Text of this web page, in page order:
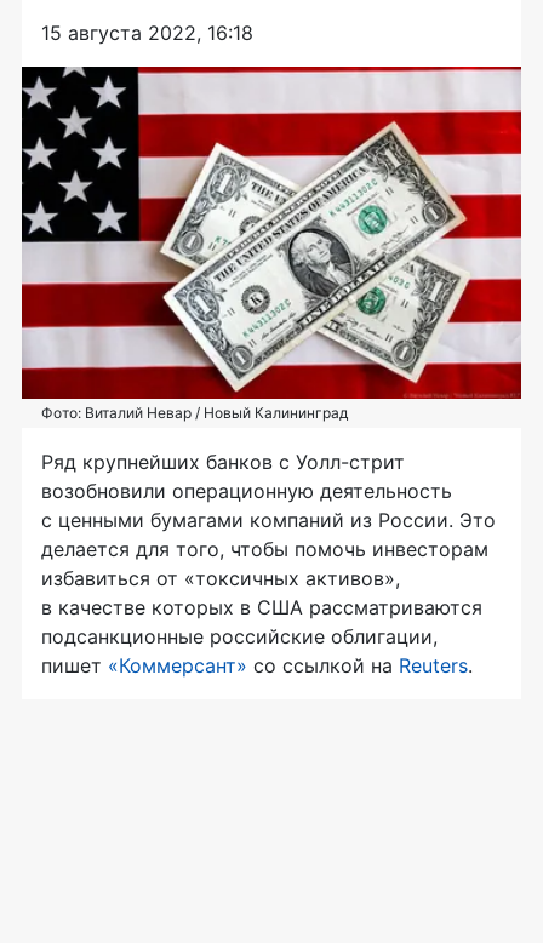
15 августа 2022, 16:18
Фото: Виталий Невар / Новый Калининград
Ряд крупнейших банков с Уолл-стрит
возобновили операционную деятельность
с ценными бумагами компаний из России. Это
делается для того, чтобы помочь инвесторам
избавиться от «токсичных активов»,
в качестве которых в США рассматриваются
подсанкционные российские облигации,
пишет «Коммерсант» со ссылкой на Reuters.